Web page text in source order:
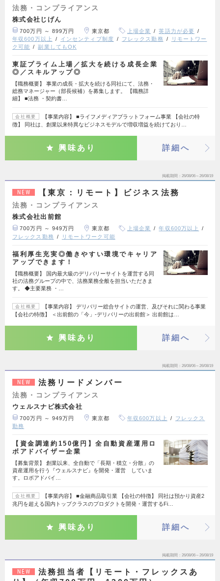
法務・コンプライアンス
株式会社じげん
700万円 ～ 899万円 東京都 上場企業
英語力が必要
年収600万以上
インセンティブ制度 フレックス勤務
リモートワー
ク可能
副業してもOK
東証プライム上場／拡大を続ける成長企業
◎／スキルアップ◎
【職務概要】 事業の成長・拡大を続ける同社にて、法務・
総務マネージャー（部長候補）を募集します。 【職務詳
細】 ■法務 ・契約書…
会社概要
【事業内容】 ■ライフメディアプラットフォーム事業 【会社の特
徴】 同社は、創業以来特異なビジネスモデルで増収増益を続けており…
興味あり 詳細へ
掲載期間 26/08/06～26/08/19
NEW 【東京：リモート】ビジネス法務
法務・コンプライアンス
株式会社出前館
700万円 ～ 949万円 東京都 上場企業
年収600万以上
フレックス勤務
リモートワーク可能
福利厚生充実◎働きやすい環境でキャリア
アップできます！
【職務概要】 国内最大級のデリバリーサイトを運営する同
社の法務グループの中で、法務業務全般を担当いただきま
す。 ◆主要業務 ・…
会社概要
【事業内容】 デリバリー総合サイトの運営、及びそれに関わる事業
【会社の特徴】 ＜出前館の「今」-デリバリーの出前館＞ 出前館は…
興味あり 詳細へ
掲載期間 26/08/06～26/08/19
NEW 法務リードメンバー
法務・コンプライアンス
ウェルスナビ株式会社
700万円 ～ 949万円 東京都 年収600万以上
フレックス
勤務
【資金調達約150億円】全自動資産運用ロ
ボアドバイザー企業
【募集背景】 創業以来、全自動で「長期・積立・分散」の
資産運用を行う『ウェルスナビ』を開発・運営 していま
す。ロボアドバイ…
会社概要
【事業内容】 ■金融商品取引業 【会社の特徴】 同社は預かり資産2
兆円を超える国内トップクラスのプロダクトを開発・運営するFi…
興味あり 詳細へ
掲載期間 26/08/06～26/08/19
NEW
法務担当者【リモート・フレックスあ